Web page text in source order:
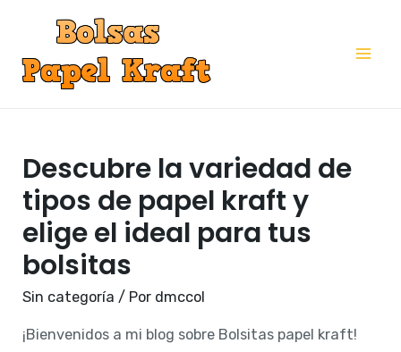
contenido
Descubre la variedad de
tipos de papel kraft y
elige el ideal para tus
bolsitas
Sin categoría / Por dmccol
¡Bienvenidos a mi blog sobre Bolsitas papel kraft!